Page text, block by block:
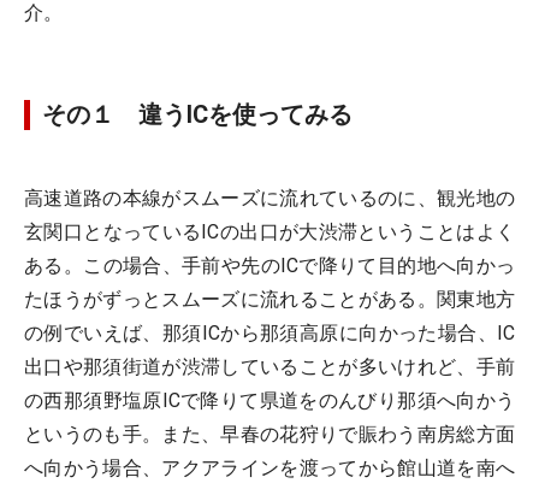
介。
その１ 違うICを使ってみる
高速道路の本線がスムーズに流れているのに、観光地の
玄関口となっているICの出口が大渋滞ということはよく
ある。この場合、手前や先のICで降りて目的地へ向かっ
たほうがずっとスムーズに流れることがある。関東地方
の例でいえば、那須ICから那須高原に向かった場合、IC
出口や那須街道が渋滞していることが多いけれど、手前
の西那須野塩原ICで降りて県道をのんびり那須へ向かう
というのも手。また、早春の花狩りで賑わう南房総方面
へ向かう場合、アクアラインを渡ってから館山道を南へ